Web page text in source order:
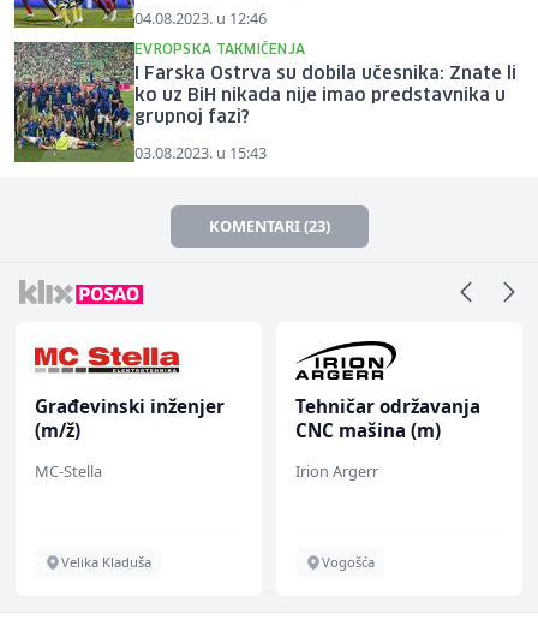
04.08.2023. u 12:46
EVROPSKA TAKMIČENJA
I Farska Ostrva su dobila učesnika: Znate li
ko uz BiH nikada nije imao predstavnika u
grupnoj fazi?
03.08.2023. u 15:43
KOMENTARI (23)
Građevinski inženjer
(m/ž)
MC-Stella
Velika Kladuša
Tehničar održavanja
CNC mašina (m)
Irion Argerr
Vogošća